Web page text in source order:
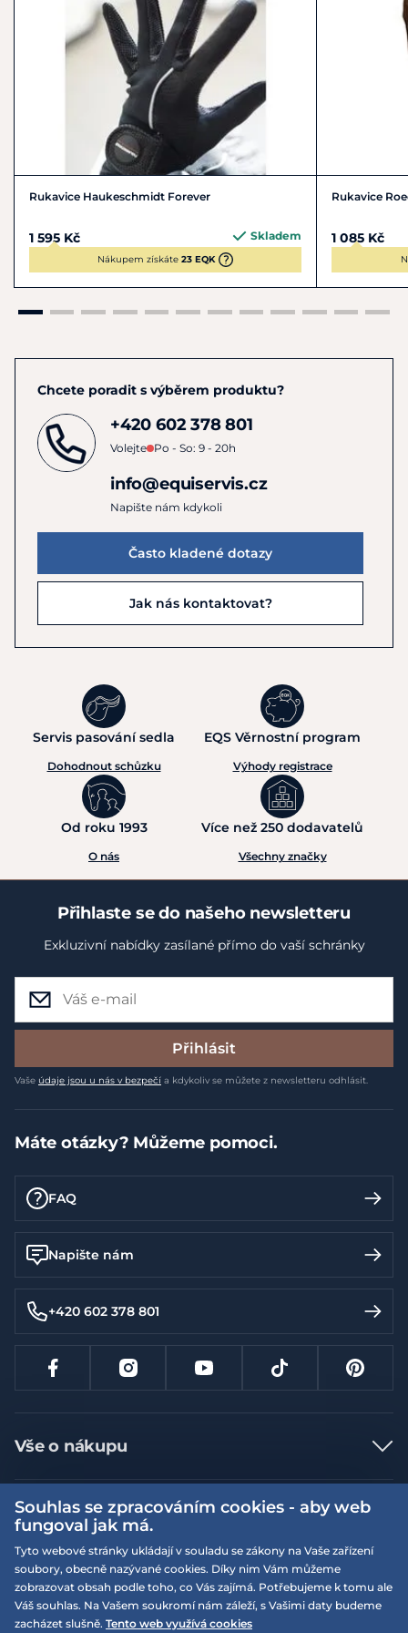
Rukavice Haukeschmidt Forever
1 595 Kč Skladem
Nákupem získáte 23 EQK
Rukavice
1 085 Kč
Chcete poradit s výběrem produktu?
+420 602 378 801
Volejte Po - So: 9 - 20h
info@equiservis.cz
Napište nám kdykoli
Často kladené dotazy
Jak nás kontaktovat?
Servis pasování sedla
Dohodnout schůzku
EQS Věrnostní program
Výhody registrace
Od roku 1993
O nás
Více než 250 dodavatelů
Všechny značky
Přihlaste se do našeho newsletteru
Exkluzivní nabídky zasílané přímo do vaší schránky
Přihlásit
Vaše údaje jsou u nás v bezpečí a kdykoliv se můžete z newsletteru odhlásit.
Máte otázky? Můžeme pomoci.
FAQ
Napište nám
+420 602 378 801
Vše o nákupu
Jak nakupovat
Nejčastější dotazy
Doprava a platba
Vrácení a výměna zboží
Reklamace
Více informací
Obchodní podmínky
Podmínky EQS věrnostního klubu
On-line katalogy
Naše prodejny
EQS Rudná
Souhlas se zpracováním cookies - aby web
fungoval jak má.
Tyto webové stránky ukládají v souladu se zákony na Vaše zařízení
soubory, obecně nazývané cookies. Díky nim Vám můžeme
zobrazovat obsah podle toho, co Vás zajímá. Potřebujeme k tomu ale
Váš souhlas. Na Vašem soukromí nám záleží, s Vašimi daty budeme
zacházet slušně. Tento web využívá cookies